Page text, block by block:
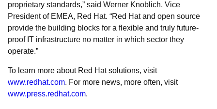
proprietary standards, said Werner Knoblich, Vice
President of EMEA, Red Hat.
Red Hat and open source
provide the building blocks for a flexible and truly future-
proof IT infrastructure no matter in which sector they
operate.
To learn more about Red Hat solutions, visit
www.redhat.com. For more news, more often, visit
www.press.redhat.com.